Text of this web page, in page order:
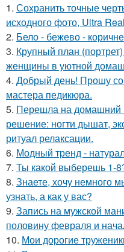
1. Сохранить точные
исходного фото, Ultra
2. Бело - бежево -
3. Крупный план
женщины в уютной
4. Добрый день! Прошу
мастера педикюра.
5. Перешла на домашний
решение: ногти дышат,
ритуал релаксации.
6. Модный тренд -
7. Ты какой выберешь 1-
8. Знаете, хочу немного
узнать, а как у вас?
9. Запись на мужской
половину февраля и
10. Мои дорогие